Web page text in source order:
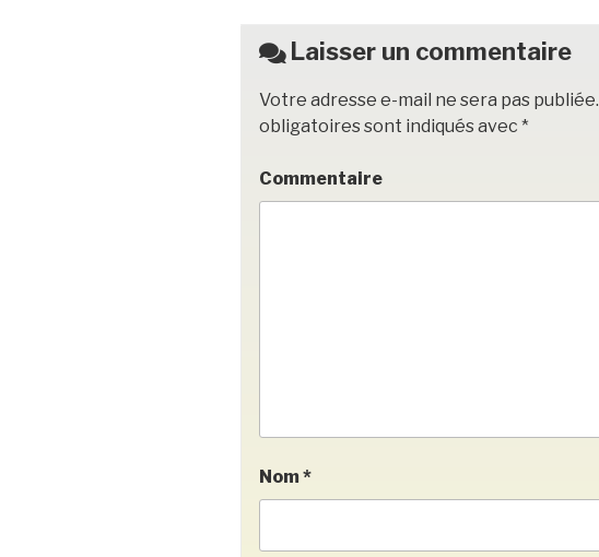
o
k
Laisser un commentaire
Votre adresse e-mail ne sera pas publiée.
obligatoires sont indiqués avec *
Commentaire
Nom*